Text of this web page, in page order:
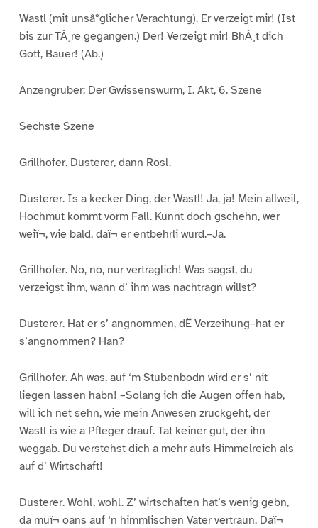
Wastl (mit unsâ°glicher Verachtung). Er verzeigt mir! (Ist
bis zur TÂ¸re gegangen.) Der! Verzeigt mir! BhÂ¸t dich
Gott, Bauer! (Ab.)
Anzengruber: Der Gwissenswurm, I. Akt, 6. Szene
Sechste Szene
Grillhofer. Dusterer, dann Rosl.
Dusterer. Is a kecker Ding, der Wastl! Ja, ja! Mein allweil,
Hochmut kommt vorm Fall. Kunnt doch gschehn, wer
weiï¬, wie bald, daï¬ er entbehrli wurd.–Ja.
Grillhofer. No, no, nur vertraglich! Was sagst, du
verzeigst ihm, wann d’ ihm was nachtragn willst?
Dusterer. Hat er s’ angnommen, dË Verzeihung–hat er
s’angnommen? Han?
Grillhofer. Ah was, auf ‘m Stubenbodn wird er s’ nit
liegen lassen habn! –Solang ich die Augen offen hab,
will ich net sehn, wie mein Anwesen zruckgeht, der
Wastl is wie a Pfleger drauf. Tat keiner gut, der ihn
weggab. Du verstehst dich a mehr aufs Himmelreich als
auf d’ Wirtschaft!
Dusterer. Wohl, wohl. Z’ wirtschaften hat’s wenig gebn,
da muï¬ oans auf ‘n himmlischen Vater vertraun. Daï¬